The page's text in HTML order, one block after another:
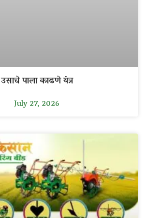
उसाचे पाला काढणे यंत्र
July 27, 2026